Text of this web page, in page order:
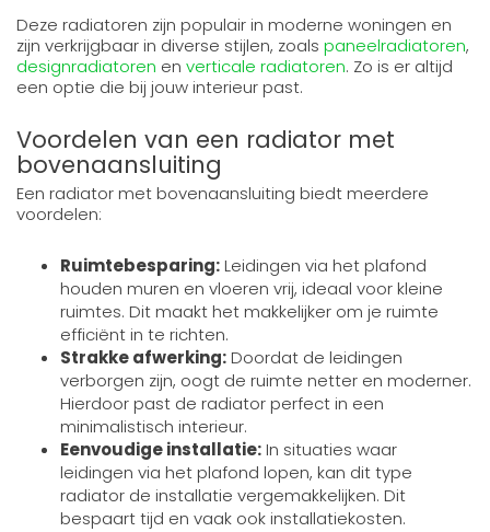
Deze radiatoren zijn populair in moderne woningen en
zijn verkrijgbaar in diverse stijlen, zoals paneelradiatoren,
designradiatoren en verticale radiatoren. Zo is er altijd
een optie die bij jouw interieur past.
Voordelen van een radiator met
bovenaansluiting
Een radiator met bovenaansluiting biedt meerdere
voordelen:
Ruimtebesparing:Leidingen via het plafond
houden muren en vloeren vrij, ideaal voor kleine
ruimtes. Dit maakt het makkelijker om je ruimte
efficiënt in te richten.
Strakke afwerking:Doordat de leidingen
verborgen zijn, oogt de ruimte netter en moderner.
Hierdoor past de radiator perfect in een
minimalistisch interieur.
Eenvoudige installatie:In situaties waar
leidingen via het plafond lopen, kan dit type
radiator de installatie vergemakkelijken. Dit
bespaart tijd en vaak ook installatiekosten.